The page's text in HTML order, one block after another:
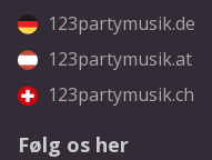
123partymusik.de
123partymusik.at
123partymusik.ch
Følg os her